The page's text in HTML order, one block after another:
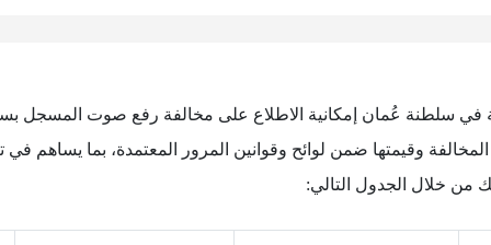
في سلطنة عُمان إمكانية الاطلاع على مخالفة رفع صوت المسجل
وقيمتها ضمن لوائح وقوانين المرور المعتمدة، بما يساهم في
من خلال الجدول التالي: